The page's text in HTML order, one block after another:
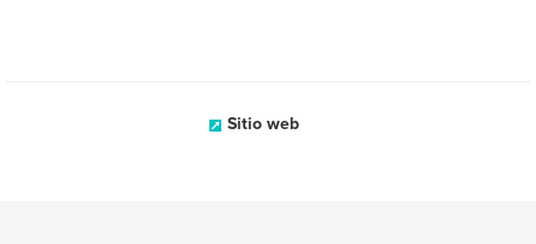
Sitio web